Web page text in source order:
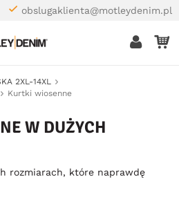
obslugaklienta@motleydenim.pl
2XL-14XL
Kurtki wiosenne
W DUŻYCH
rozmiarach, które naprawdę